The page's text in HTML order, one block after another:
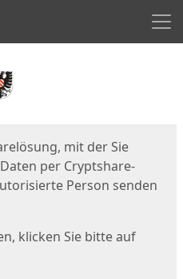
mit der Sie
Daten per Cryptshare-
Person senden
klicken Sie bitte auf